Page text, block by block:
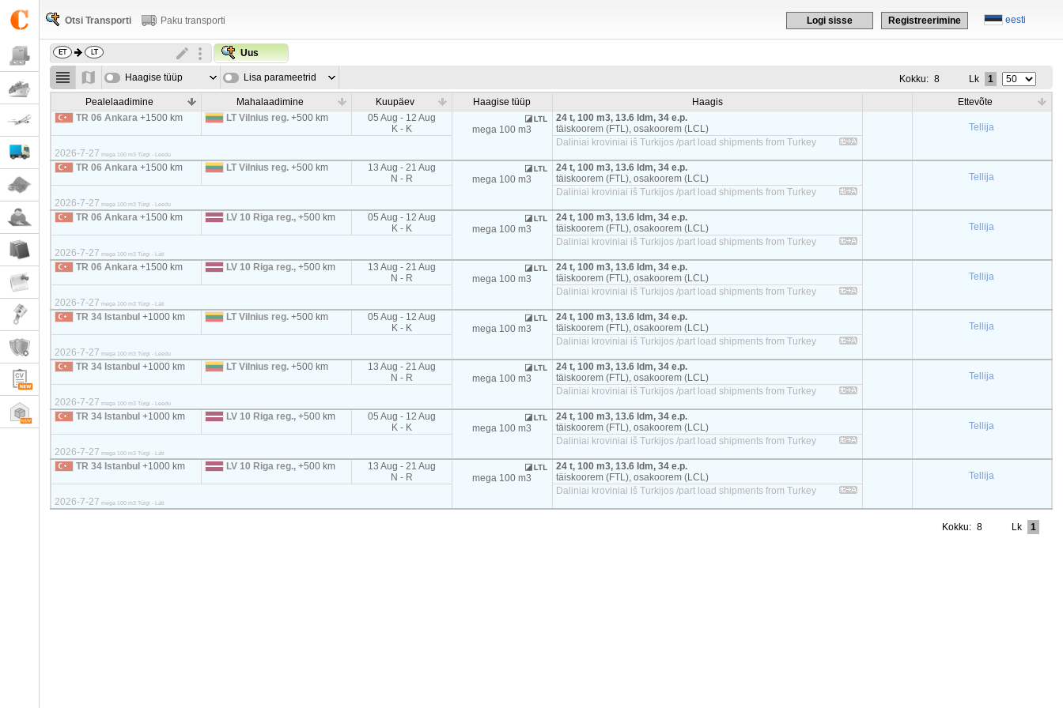
eesti
Logi sisse Registreerimine
Otsi Transporti Paku transporti
Uus
Haagise tüüp Lisa parameetrid Kokku: 8 Lk 1
Pealelaadimine Mahalaadimine Kuupäev Haagise tüüp Haagis
Ettevõte
TR 06 Ankara +1500 km LT Vilnius reg. +500 km
05 Aug - 12 Aug
K - K
mega 100 m3
24 t, 100 m3, 13.6 ldm, 34 e.p.
täiskoorem (FTL), osakoorem (LCL)
Tellija
2026-7-27 mega 100 m3 Türgi - Leedu
Daliniai kroviniai iš Turkijos /part load shipments from Turkey
TR 06 Ankara +1500 km LT Vilnius reg. +500 km
13 Aug - 21 Aug
N - R
mega 100 m3
24 t, 100 m3, 13.6 ldm, 34 e.p.
täiskoorem (FTL), osakoorem (LCL)
Tellija
2026-7-27 mega 100 m3 Türgi - Leedu
Daliniai kroviniai iš Turkijos /part load shipments from Turkey
TR 06 Ankara +1500 km LV 10 Riga reg., +500 km
05 Aug - 12 Aug
K - K
mega 100 m3
24 t, 100 m3, 13.6 ldm, 34 e.p.
täiskoorem (FTL), osakoorem (LCL)
Tellija
2026-7-27 mega 100 m3 Türgi - Läti
Daliniai kroviniai iš Turkijos /part load shipments from Turkey
TR 06 Ankara +1500 km LV 10 Riga reg., +500 km
13 Aug - 21 Aug
N - R
mega 100 m3
24 t, 100 m3, 13.6 ldm, 34 e.p.
täiskoorem (FTL), osakoorem (LCL)
Tellija
2026-7-27 mega 100 m3 Türgi - Läti
Daliniai kroviniai iš Turkijos /part load shipments from Turkey
TR 34 Istanbul +1000 km LT Vilnius reg. +500 km
05 Aug - 12 Aug
K - K
mega 100 m3
24 t, 100 m3, 13.6 ldm, 34 e.p.
täiskoorem (FTL), osakoorem (LCL)
Tellija
2026-7-27 mega 100 m3 Türgi - Leedu
Daliniai kroviniai iš Turkijos /part load shipments from Turkey
TR 34 Istanbul +1000 km LT Vilnius reg. +500 km
13 Aug - 21 Aug
N - R
mega 100 m3
24 t, 100 m3, 13.6 ldm, 34 e.p.
täiskoorem (FTL), osakoorem (LCL)
Tellija
2026-7-27 mega 100 m3 Türgi - Leedu
Daliniai kroviniai iš Turkijos /part load shipments from Turkey
TR 34 Istanbul +1000 km LV 10 Riga reg., +500 km
05 Aug - 12 Aug
K - K
mega 100 m3
24 t, 100 m3, 13.6 ldm, 34 e.p.
täiskoorem (FTL), osakoorem (LCL)
Tellija
2026-7-27 mega 100 m3 Türgi - Läti
Daliniai kroviniai iš Turkijos /part load shipments from Turkey
TR 34 Istanbul +1000 km LV 10 Riga reg., +500 km
13 Aug - 21 Aug
N - R
mega 100 m3
24 t, 100 m3, 13.6 ldm, 34 e.p.
täiskoorem (FTL), osakoorem (LCL)
Tellija
2026-7-27 mega 100 m3 Türgi - Läti
Daliniai kroviniai iš Turkijos /part load shipments from Turkey
Kokku: 8 Lk 1